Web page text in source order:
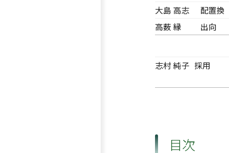
大島 高志
配置換
高薮 縁
出向
志村 純子 採用
目次